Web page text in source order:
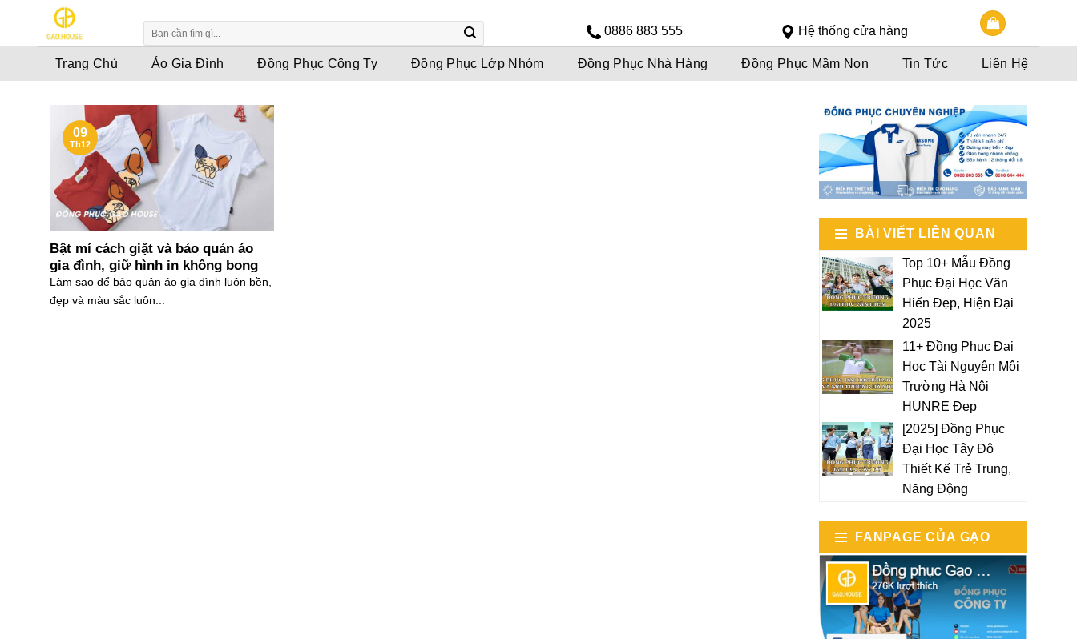
content
0886 883 555 Hệ thống cửa hàng
Trang Chủ Áo Gia Đình Đồng Phục Công Ty Đồng Phục Lớp Nhóm Đồng Phục Nhà Hàng Đồng Phục Mầm Non Tin Tức Liên Hệ
Bật mí cách giặt và bảo quản áo
gia đình, giữ hình in không bong
tróc
Làm sao để bảo quản áo gia đình luôn bền,
đẹp và màu sắc luôn...
09
Th12
BÀI VIẾT LIÊN QUAN
Top 10+ Mẫu Đồng
Phục Đại Học Văn
Hiến Đẹp, Hiện Đại
2025
11+ Đồng Phục Đại
Học Tài Nguyên Môi
Trường Hà Nội
HUNRE Đẹp
[2025] Đồng Phục
Đại Học Tây Đô
Thiết Kế Trẻ Trung,
Năng Động
FANPAGE CỦA GẠO
HOUSE